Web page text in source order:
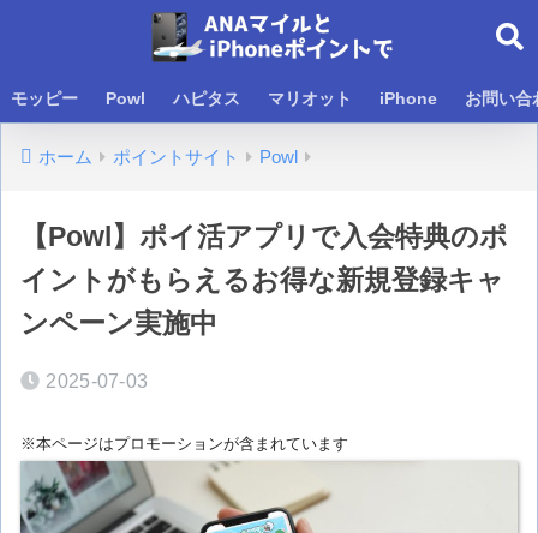
モッピー Powl ハピタス マリオット iPhone お問い合
ホーム ポイントサイト Powl
【Powl】ポイ活アプリで入会特典のポ
イントがもらえるお得な新規登録キャ
ンペーン実施中
2025-07-03
※本ページはプロモーションが含まれています